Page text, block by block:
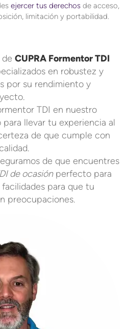
ejercer tus derechos de acceso,
limitación y portabilidad.
CUPRA Formentor TDI
en robustez y
por su rendimiento y
TDI en nuestro
llevar tu experiencia al
de que cumple con
de que encuentres
de ocasiónperfecto para
para que tu
preocupaciones.